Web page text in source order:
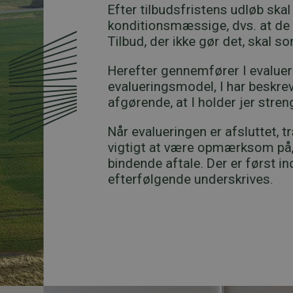
Efter tilbudsfristens udløb
konditionsmæssige, dvs. at de
Tilbud, der ikke gør det, skal
Herefter gennemfører I
evalueringsmodel, I har
afgørende, at I holder jer
Når evalueringen er afsluttet,
vigtigt at være opmærksom på,
bindende aftale. Der er først
efterfølgende underskrives.